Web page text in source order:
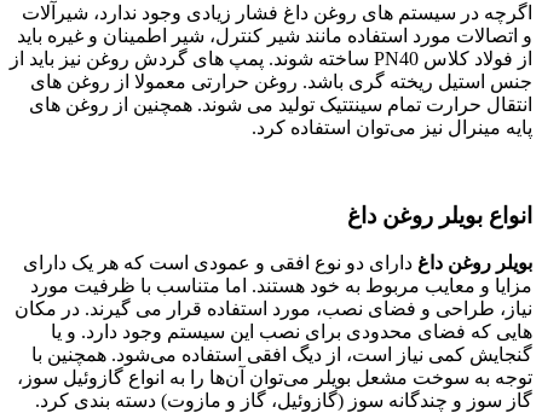
اگرچه در سیستم های روغن داغ فشار زیادی وجود ندارد، شیرآلات
و اتصالات مورد استفاده مانند شیر کنترل، شیر اطمینان و غیره باید
از فولاد کلاس PN40 ساخته شوند. پمپ های گردش روغن نیز باید از
جنس استیل ریخته گری باشد. روغن حرارتی معمولا از روغن های
انتقال حرارت تمام سینتتیک تولید می شوند. همچنین از روغن های
پایه مینرال نیز می‌توان استفاده کرد.
انواع بویلر روغن داغ
بویلر روغن داغ دارای دو نوع افقی و عمودی است که هر یک دارای
مزایا و معایب مربوط به خود هستند. اما متناسب با ظرفیت مورد
نیاز، طراحی و فضای نصب، مورد استفاده قرار می گیرند. در مکان
هایی که فضای محدودی برای نصب این سیستم وجود دارد. و یا
گنجایش کمی نیاز است، از دیگ افقی استفاده می‌شود. همچنین با
توجه به سوخت مشعل بویلر می‌توان آن‌ها را به انواع گازوئیل سوز،
گاز سوز و چندگانه سوز (گازوئیل، گاز و مازوت) دسته بندی کرد.